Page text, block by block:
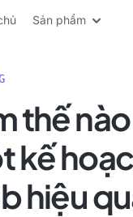
Sản phẩm
thế
kế
hiệu